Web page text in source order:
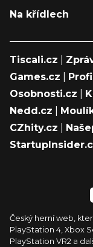
Na křídlech
Tiscali.cz
Games.cz
Osobnosti.cz
Nedd.cz
CZhity.cz
Český herní web,
PlayStation 4, Xbox
PlayStation VR2 a